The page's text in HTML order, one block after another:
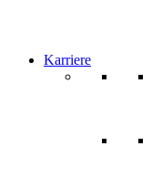
Karriere